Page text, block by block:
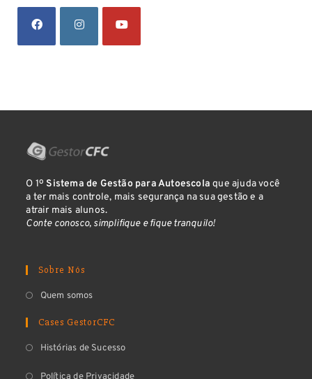
O 1º Sistema de Gestão para Autoescola que ajuda você
a ter mais controle, mais segurança na sua gestão e a
atrair mais alunos.
Conte conosco, simplifique e fique tranquilo!
Sobre Nós
Quem somos
Cases GestorCFC
Histórias de Sucesso